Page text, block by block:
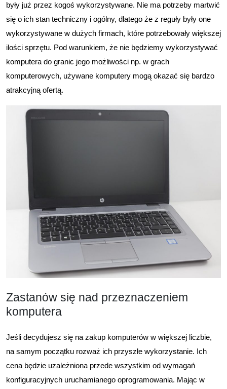
były już przez kogoś wykorzystywane. Nie ma potrzeby martwić
się o ich stan techniczny i ogólny, dlatego że z reguły były one
wykorzystywane w dużych firmach, które potrzebowały większej
ilości sprzętu. Pod warunkiem, że nie będziemy wykorzystywać
komputera do granic jego możliwości np. w grach
komputerowych, używane komputery mogą okazać się bardzo
atrakcyjną ofertą.
Zastanów się nad przeznaczeniem
komputera
Jeśli decydujesz się na zakup komputerów w większej liczbie,
na samym początku rozważ ich przyszłe wykorzystanie. Ich
cena będzie uzależniona przede wszystkim od wymagań
konfiguracyjnych uruchamianego oprogramowania. Mając w